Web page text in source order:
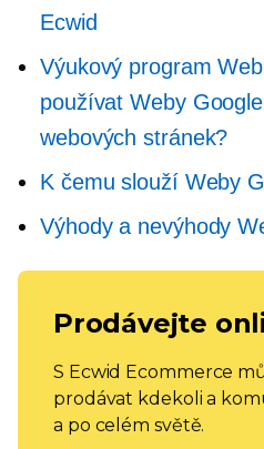
Ecwid
Výukový program
používat Weby
webových stránek?
K čemu slouží Weby
Výhody a nevýhody
Prodávejte
S Ecwid Ecommerce
prodávat kdekoli a
a po celém světě.